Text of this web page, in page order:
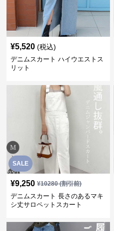
¥5,520 (税込)
デニムスカート ハイウエストス
リット
SALE
¥9,250 ¥10280(割引前)
デニムスカート 長さのあるマキ
シ丈サロペットスカート